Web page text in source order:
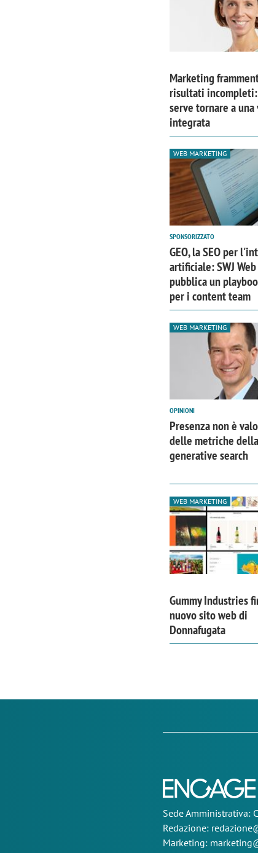
Marketing
risultati
serve tornare a
integrata
WEB MARKETING
SPONSORIZZATO
GEO, la SEO per
artificiale: SWJ
pubblica un
per i content team
WEB MARKETING
OPINIONI
Presenza non è
delle metriche della
generative search
WEB MARKETING
Gummy Industries
nuovo sito web di
Donnafugata
comunicazione crea un brand food:
«Marketing e prodotto devono
«La
SedeAmministrativa:
Redazione:
Marketing: